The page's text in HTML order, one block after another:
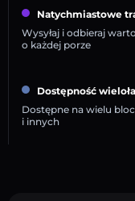
Natychmiastowe
Wysyłaj i odbieraj
o każdej porze
Dostępność
Dostępne na wielu
i innych